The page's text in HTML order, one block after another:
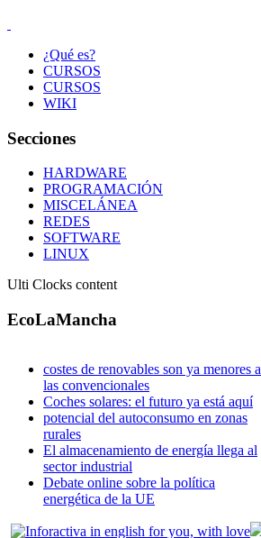
¿Qué es?
CURSOS
CURSOS
WIKI
Secciones
HARDWARE
PROGRAMACIÓN
MISCELÁNEA
REDES
SOFTWARE
LINUX
Ulti Clocks content
EcoLaMancha
costes de renovables son ya menores a
las convencionales
Coches solares: el futuro ya está aquí
potencial del autoconsumo en zonas
rurales
El almacenamiento de energía llega al
sector industrial
Debate online sobre la política
energética de la UE